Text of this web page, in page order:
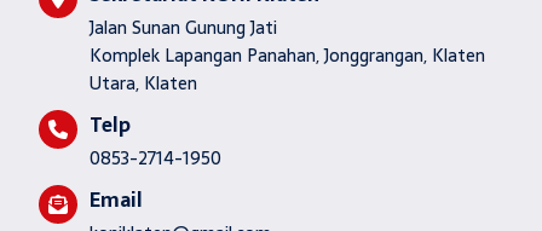
Jalan Sunan Gunung Jati
Komplek Lapangan Panahan, Jonggrangan, Klaten
Utara, Klaten
Telp
0853-2714-1950
Email